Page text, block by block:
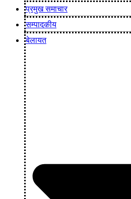
प्रमुख समाचार
सम्पादकीय
बेलायत